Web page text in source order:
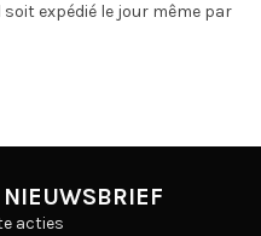
expédié le jour même par
acties